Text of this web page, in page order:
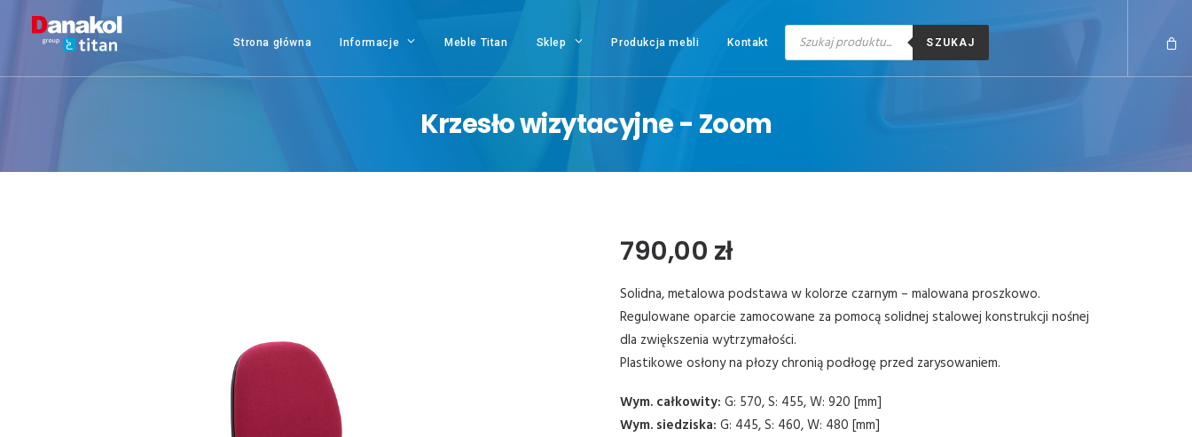
Strona główna Informacje Meble Titan Sklep Produkcja mebli Kontakt Wyszukiwarka produktówSZUKAJ
Krzesło wizytacyjne - Zoom
790,00 zł
Solidna, metalowa podstawa w kolorze czarnym – malowana proszkowo.
Regulowane oparcie zamocowane za pomocą solidnej stalowej konstrukcji nośnej
dla zwiększenia wytrzymałości.
Plastikowe osłony na płozy chronią podłogę przed zarysowaniem.
Wym. całkowity: G: 570, S: 455, W: 920 [mm]
Wym. siedziska: G: 445, S: 460, W: 480 [mm]